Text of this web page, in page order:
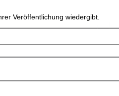
Veröffentlichung wiedergibt.